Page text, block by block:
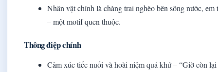
Nhân vật chính là chàng trai nghèo bên sông nước, em
– một motif quen thuộc.
Thông điệp chính
Cảm xúc tiếc nuối và hoài niệm quá khứ – “Giờ còn